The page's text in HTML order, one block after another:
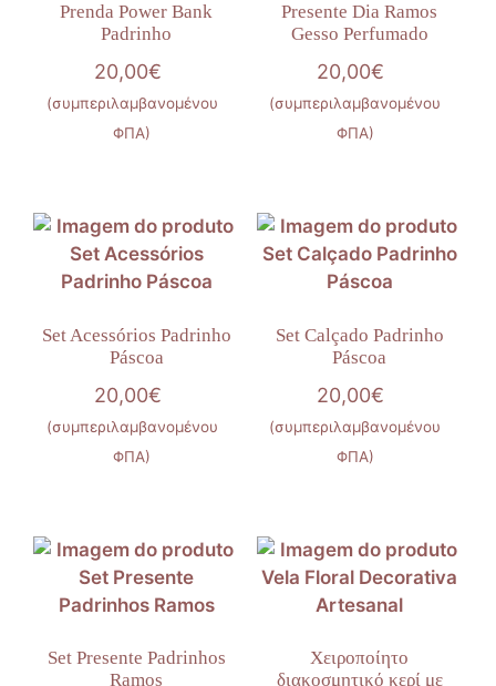
Prenda Power Bank
Padrinho
20,00€
(συμπεριλαμβανομένου
ΦΠΑ)
Presente Dia Ramos
Gesso Perfumado
20,00€
(συμπεριλαμβανομένου
ΦΠΑ)
Set Acessórios Padrinho
Páscoa
20,00€
(συμπεριλαμβανομένου
ΦΠΑ)
Set Calçado Padrinho
Páscoa
20,00€
(συμπεριλαμβανομένου
ΦΠΑ)
Set Presente Padrinhos
Ramos
Χειροποίητο
διακοσμητικό κερί με